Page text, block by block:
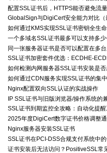
配置SSL证书后，HTTPS能否避免流
GlobalSign与DigiCert安全能力对比（
如何通过KMS实现SSL证书密钥全生
一个多域名SSL证书最多可以支持多少
同一张服务器证书是否可以配置在多
SSL证书加密套件优选：ECDHE-
如何检测内网服务器SSL证书安装是否
如何通过CDN服务实现SSL证书的集
Nginx配置双向SSL认证的实战操作
IP SSL证书与旧版浏览器/操作系统的
SSL证书到期监控全攻略：自动化提
2025年度DigiCert数字证书价格调整
Nginx服务器安装SSL证书
SSL证书在PCI-DSS合规支付系统中
证书安装后无法访问？PositiveSSL常